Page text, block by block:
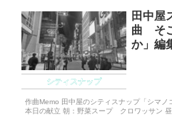
シティスナップ
田中屋
曲 そ
か」編
作曲Memo 田中屋のシティスナップ「シマノ
本日の献立 朝：野菜スープ クロワッサン 昼